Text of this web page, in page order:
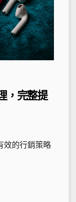
，完整提
效的行銷策略